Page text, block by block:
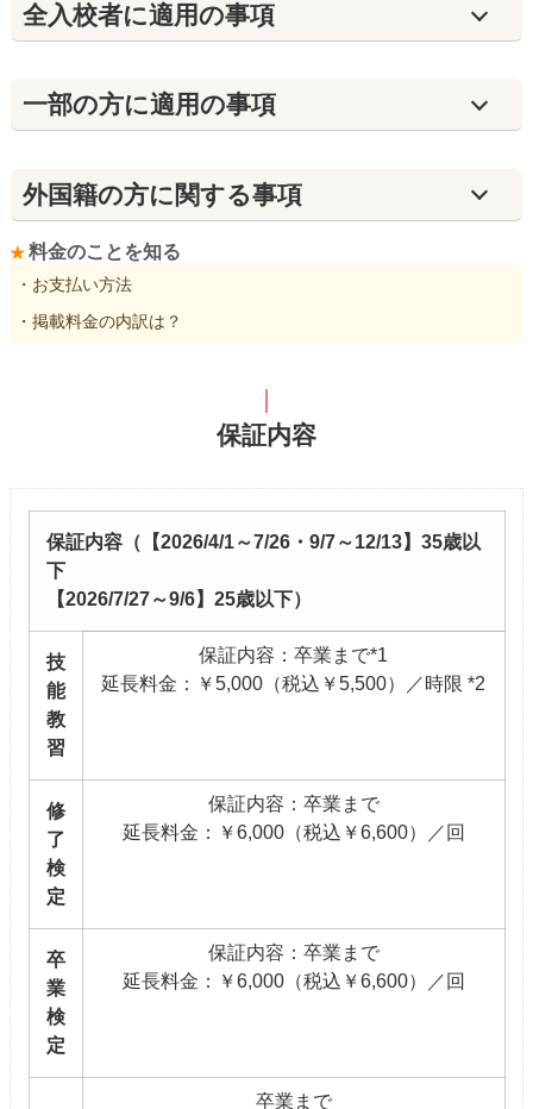
全入校者に適用の事項
⼀部の方に適用の事項
外国籍の方に関する事項
料金のことを知る
・お支払い方法
・掲載料金の内訳は？
保証内容
保証内容（【2026/4/1～7/26・9/7～12/13】35歳以
下
【2026/7/27～9/6】25歳以下）
技
能
教
習
保証内容：卒業まで*1
延長料金：￥5,000（税込￥5,500）／時限 *2
修
了
検
定
保証内容：卒業まで
延長料金：￥6,000（税込￥6,600）／回
卒
業
検
定
保証内容：卒業まで
延長料金：￥6,000（税込￥6,600）／回
卒業まで